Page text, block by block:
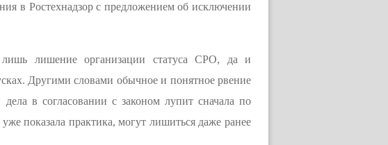
в Ростехнадзор с предложением об исключении
лишь лишение организации статуса СРО, да и
Другими словами обычное и понятное рвение
в согласовании с законом лупит сначала по
показала практика, могут лишиться даже ранее